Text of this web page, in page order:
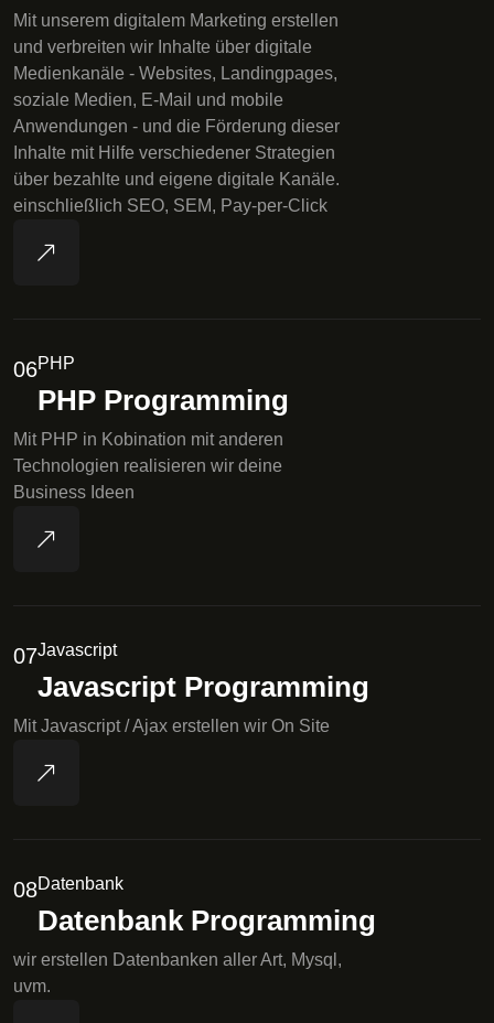
Mit unserem digitalem Marketing erstellen
und verbreiten wir Inhalte über digitale
Medienkanäle - Websites, Landingpages,
soziale Medien, E-Mail und mobile
Anwendungen - und die Förderung dieser
Inhalte mit Hilfe verschiedener Strategien
über bezahlte und eigene digitale Kanäle.
einschließlich SEO, SEM, Pay-per-Click
06PHP
PHP Programming
Mit PHP in Kobination mit anderen
Technologien realisieren wir deine
Business Ideen
07Javascript
Javascript Programming
Mit Javascript / Ajax erstellen wir On Site
08Datenbank
Datenbank Programming
wir erstellen Datenbanken aller Art, Mysql,
uvm.